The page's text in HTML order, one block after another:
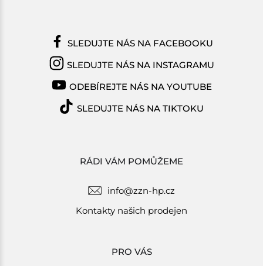
RÁDI VÁM POMŮŽEME
info@zzn-hp.cz
Kontakty našich prodejen
PRO VÁS
SLEDUJTE NÁS NA FACEBOOKU
SLEDUJTE NÁS NA INSTAGRAMU
ODEBÍREJTE NÁS NA YOUTUBE
SLEDUJTE NÁS NA TIKTOKU